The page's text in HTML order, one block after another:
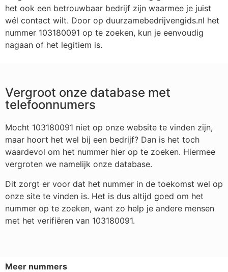
het ook een betrouwbaar bedrijf zijn waarmee je juist
wél contact wilt. Door op duurzamebedrijvengids.nl het
nummer 103180091 op te zoeken, kun je eenvoudig
nagaan of het legitiem is.
Vergroot onze database met
telefoonnumers
Mocht 103180091 niet op onze website te vinden zijn,
maar hoort het wel bij een bedrijf? Dan is het toch
waardevol om het nummer hier op te zoeken. Hiermee
vergroten we namelijk onze database.
Dit zorgt er voor dat het nummer in de toekomst wel op
onze site te vinden is. Het is dus altijd goed om het
nummer op te zoeken, want zo help je andere mensen
met het verifiëren van 103180091.
Meer nummers